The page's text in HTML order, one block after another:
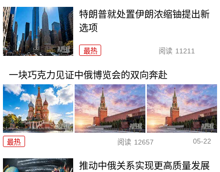
特朗普就处置伊朗浓缩铀提出新
选项
最热 阅读 11211
一块巧克力见证中俄博览会的双向奔赴
最热 阅读 12657 05-22
推动中俄关系实现更高质量发展